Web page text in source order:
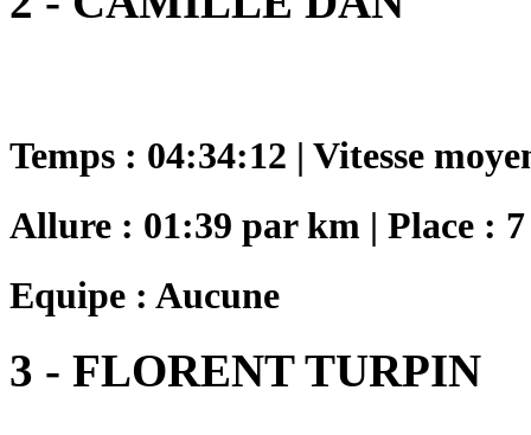
Temps : 04:34:12 | Vitesse
Allure : 01:39 par km | Place : 7
Equipe : Aucune
3 - FLORENT TURPIN